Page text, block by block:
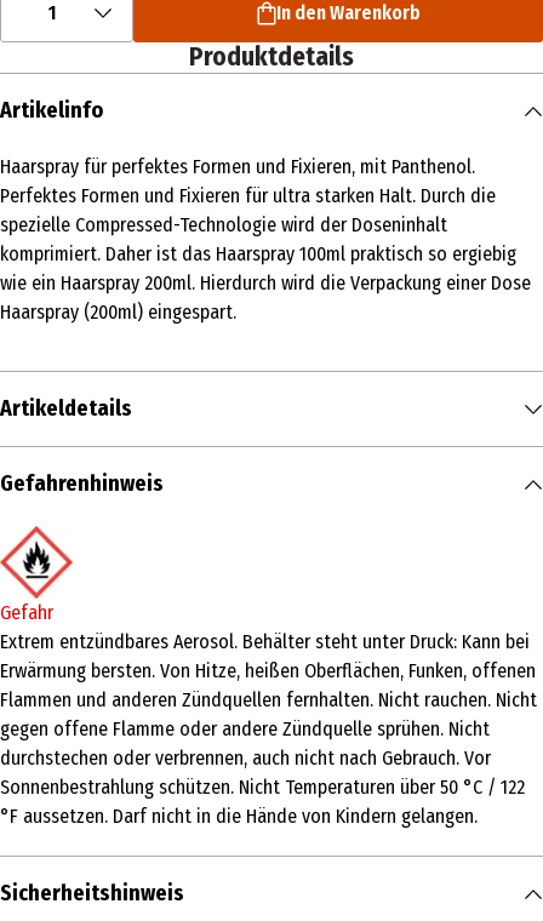
1 In den Warenkorb
Produktdetails
Artikelinfo
Haarspray für perfektes Formen und Fixieren, mit Panthenol.
Perfektes Formen und Fixieren für ultra starken Halt. Durch die
spezielle Compressed-Technologie wird der Doseninhalt
komprimiert. Daher ist das Haarspray 100ml praktisch so ergiebig
wie ein Haarspray 200ml. Hierdurch wird die Verpackung einer Dose
Haarspray (200ml) eingespart.
Artikeldetails
Inhalt
Produkttyp
Haarspray & -lack
Produkteigenschaft
pflegend|festigend
Haartyp
alle Haartypen
Inhaltsstoffe
COPOLYMER, AMINOMETHYL PROPANOL, PARFUM, ISOPROPYL
Gefahrenhinweis
Gefahr
Extrem entzündbares Aerosol. Behälter steht unter Druck: Kann bei
Erwärmung bersten. Von Hitze, heißen Oberflächen, Funken, offenen
Flammen und anderen Zündquellen fernhalten. Nicht rauchen. Nicht
gegen offene Flamme oder andere Zündquelle sprühen. Nicht
durchstechen oder verbrennen, auch nicht nach Gebrauch. Vor
Sonnenbestrahlung schützen. Nicht Temperaturen über 50 °C / 122
°F aussetzen. Darf nicht in die Hände von Kindern gelangen.
Sicherheitshinweis